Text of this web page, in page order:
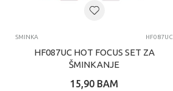
SMINKA HF087UC
HF087UC HOT FOCUS SET ZA
ŠMINKANJE
15,90 BAM